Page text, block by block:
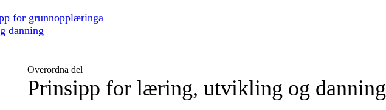
for grunnopplæringa
danning
Overordna del
Prinsipp for læring, utvikling og danning